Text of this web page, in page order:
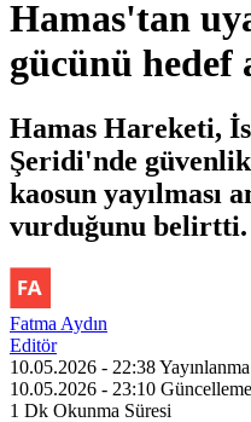
Hamas'tan
gücünü hedef
Hamas Hareketi,
Şeridi'nde
kaosun yayılması
vurduğunu belirtti.
Fatma Aydın
Editör
10.05.2026 - 22:38Yayınlanma
10.05.2026 - 23:10 Güncelleme
1 Dk Okunma Süresi